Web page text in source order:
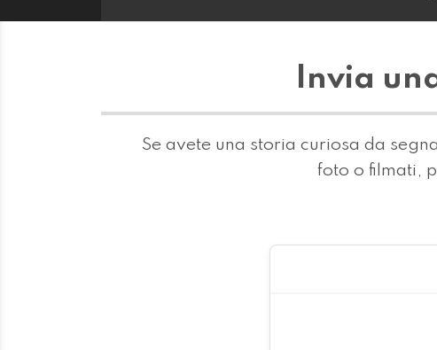
Invia
Se avete una storia curiosa da
foto o filmati,